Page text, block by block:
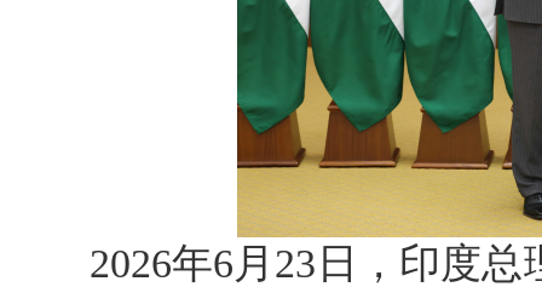
2026年6月23日，印度